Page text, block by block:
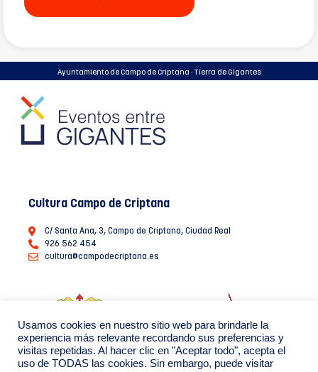
Ayuntamiento de Campo de Criptana · Tierra de Gigantes
Cultura Campo de Criptana
C/ Santa Ana, 3, Campo de Criptana, Ciudad Real
926 562 454
cultura@campodecriptana.es
Usamos cookies en nuestro sitio web para brindarle la
experiencia más relevante recordando sus preferencias y
visitas repetidas. Al hacer clic en "Aceptar todo", acepta el
uso de TODAS las cookies. Sin embargo, puede visitar